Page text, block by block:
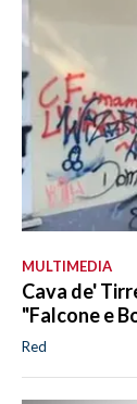
MULTIMEDIA
Cava de'
"Falcone e
Red